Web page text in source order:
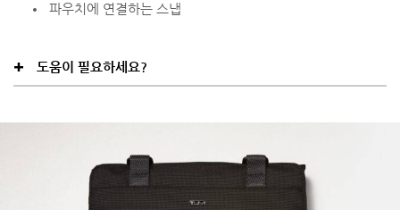
파우치에 연결하는 스냅
도움이 필요하세요?